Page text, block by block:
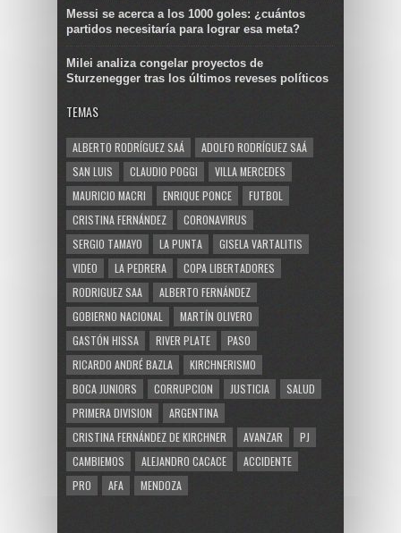
Messi se acerca a los 1000 goles: ¿cuántos
partidos necesitaría para lograr esa meta?
Milei analiza congelar proyectos de
Sturzenegger tras los últimos reveses políticos
TEMAS
ALBERTO RODRÍGUEZ SAÁ
ADOLFO RODRÍGUEZ SAÁ
SAN LUIS
CLAUDIO POGGI
VILLA MERCEDES
MAURICIO MACRI
ENRIQUE PONCE
FUTBOL
CRISTINA FERNÁNDEZ
CORONAVIRUS
SERGIO TAMAYO
LA PUNTA
GISELA VARTALITIS
VIDEO
LA PEDRERA
COPA LIBERTADORES
RODRIGUEZ SAA
ALBERTO FERNÁNDEZ
GOBIERNO NACIONAL
MARTÍN OLIVERO
GASTÓN HISSA
RIVER PLATE
PASO
RICARDO ANDRÉ BAZLA
KIRCHNERISMO
BOCA JUNIORS
CORRUPCION JUSTICIA
SALUD
PRIMERA DIVISION
ARGENTINA
CRISTINA FERNÁNDEZ DE KIRCHNER
AVANZAR
PJ
CAMBIEMOS
ALEJANDRO CACACE
ACCIDENTE
PRO
AFA MENDOZA